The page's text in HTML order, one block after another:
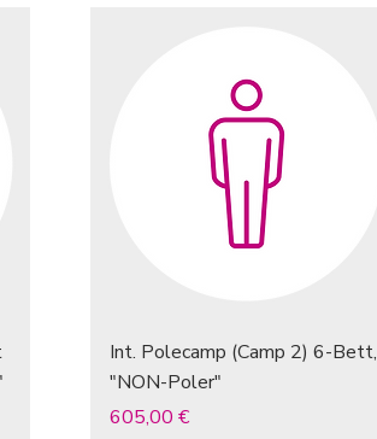
Int. Polecamp (Camp 2) 6-Bett,
"NON-Poler"
Preis
605,00 €